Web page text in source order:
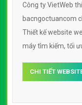
Công ty VietWeb
bacngoctuancom
Thiết kế website
máy tìm kiếm, tối
bạc đá quý
CHI TIẾT